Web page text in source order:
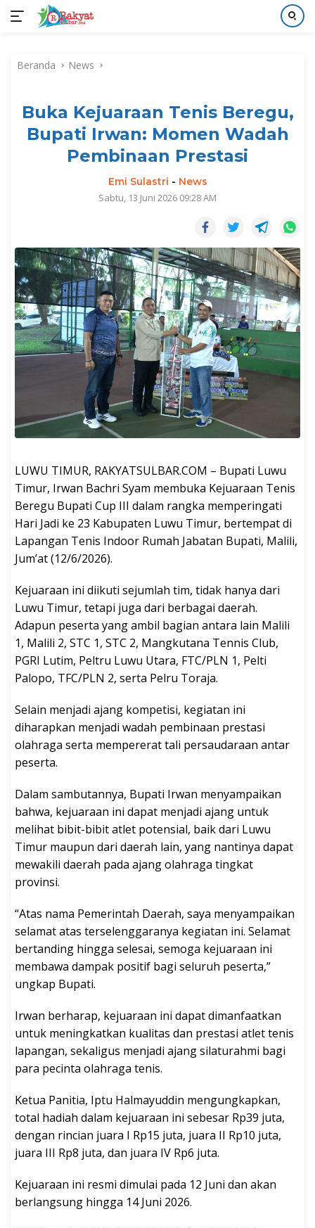
kontenBeranda News
Buka Kejuaraan Tenis Beregu,
Bupati Irwan: Momen Wadah
Pembinaan Prestasi
Emi Sulastri - News
Sabtu, 13 Juni 2026 09:28 AM
LUWU TIMUR, RAKYATSULBAR.COM – Bupati Luwu
Timur, Irwan Bachri Syam membuka Kejuaraan Tenis
Beregu Bupati Cup III dalam rangka memperingati
Hari Jadi ke 23 Kabupaten Luwu Timur, bertempat di
Lapangan Tenis Indoor Rumah Jabatan Bupati, Malili,
Jum’at (12/6/2026).
Kejuaraan ini diikuti sejumlah tim, tidak hanya dari
Luwu Timur, tetapi juga dari berbagai daerah.
Adapun peserta yang ambil bagian antara lain Malili
1, Malili 2, STC 1, STC 2, Mangkutana Tennis Club,
PGRI Lutim, Peltru Luwu Utara, FTC/PLN 1, Pelti
Palopo, TFC/PLN 2, serta Pelru Toraja.
Selain menjadi ajang kompetisi, kegiatan ini
diharapkan menjadi wadah pembinaan prestasi
olahraga serta mempererat tali persaudaraan antar
peserta.
Dalam sambutannya, Bupati Irwan menyampaikan
bahwa, kejuaraan ini dapat menjadi ajang untuk
melihat bibit-bibit atlet potensial, baik dari Luwu
Timur maupun dari daerah lain, yang nantinya dapat
mewakili daerah pada ajang olahraga tingkat
provinsi.
“Atas nama Pemerintah Daerah, saya menyampaikan
selamat atas terselenggaranya kegiatan ini. Selamat
bertanding hingga selesai, semoga kejuaraan ini
membawa dampak positif bagi seluruh peserta,”
ungkap Bupati.
Irwan berharap, kejuaraan ini dapat dimanfaatkan
untuk meningkatkan kualitas dan prestasi atlet tenis
lapangan, sekaligus menjadi ajang silaturahmi bagi
para pecinta olahraga tenis.
Ketua Panitia, Iptu Halmayuddin mengungkapkan,
total hadiah dalam kejuaraan ini sebesar Rp39 juta,
dengan rincian juara I Rp15 juta, juara II Rp10 juta,
juara III Rp8 juta, dan juara IV Rp6 juta.
Kejuaraan ini resmi dimulai pada 12 Juni dan akan
berlangsung hingga 14 Juni 2026.